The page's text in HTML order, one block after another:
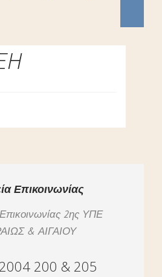
Επικοινωνίας
2ης ΥΠΕ
& ΑΙΓΑΙΟΥ
200 & 205